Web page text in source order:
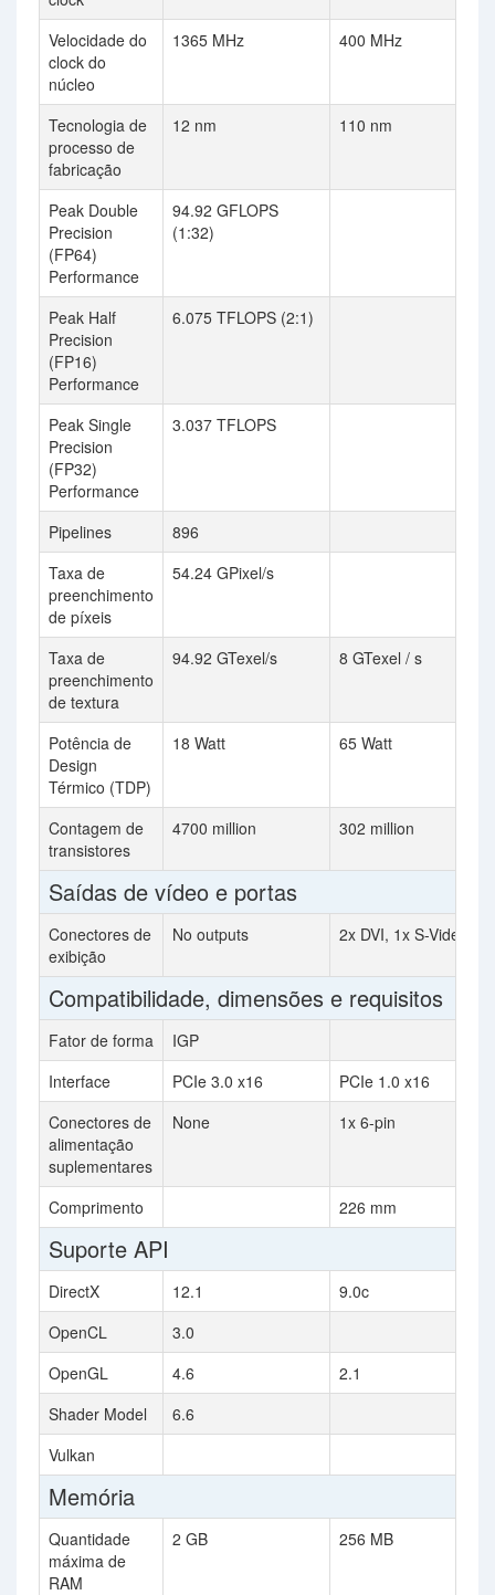
Velocidade do
clock do
núcleo
1365 MHz 400 MHz
Tecnologia de
processo de
fabricação
12 nm 110 nm
Peak Double
Precision
(FP64)
Performance
94.92 GFLOPS
(1:32)
Peak Half
Precision
(FP16)
Performance
6.075 TFLOPS (2:1)
Peak Single
Precision
(FP32)
Performance
3.037 TFLOPS
Pipelines
896
Taxa de
preenchimento
de píxeis
54.24 GPixel/s
Taxa de
preenchimento
de textura
94.92 GTexel/s 8 GTexel / s
Potência de
Design
Térmico (TDP)
18 Watt 65 Watt
Contagem de
transistores
4700 million 302 million
Saídas de vídeo e portas
Conectores de
exibição
No outputs 2x DVI, 1x S-Video
Compatibilidade, dimensões e requisitos
Fator de forma
IGP
Interface
PCIe 3.0 x16
PCIe 1.0 x16
Conectores de
alimentação
suplementares
None 1x 6-pin
Comprimento 226 mm
Suporte API
DirectX 12.1
9.0c
OpenCL
3.0
OpenGL
4.6
2.1
Shader Model
6.6
Vulkan
Memória
Quantidade
máxima de
RAM
2 GB 256 MB